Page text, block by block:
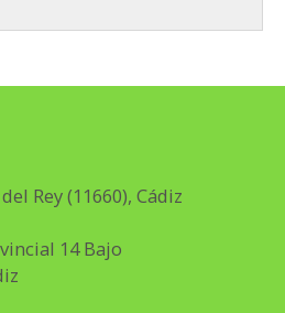
Rey (11660), Cádiz
14 Bajo